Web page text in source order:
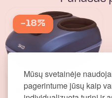
Mūsų svetainėje
pagerintume jūsų kaip
-18%
Pėdų masažuoklis